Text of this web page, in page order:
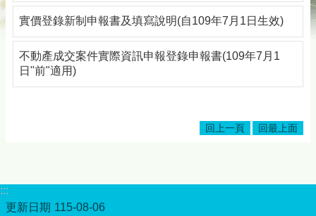
訊
下
載
專
區
回
首
實價登錄新制申報書及填寫說明(自109年7月1日生效)
不動產成交案件實際資訊申報登錄申報書(109年7月1
日"前"適用)
回上一頁 回最上面
:::
更新日期 115-08-06